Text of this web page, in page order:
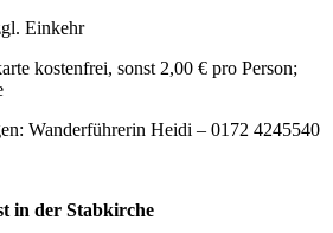
Einkehr
kostenfrei, sonst 2,00 € pro Person;
Wanderführerin Heidi – 0172 4245540
in der Stabkirche